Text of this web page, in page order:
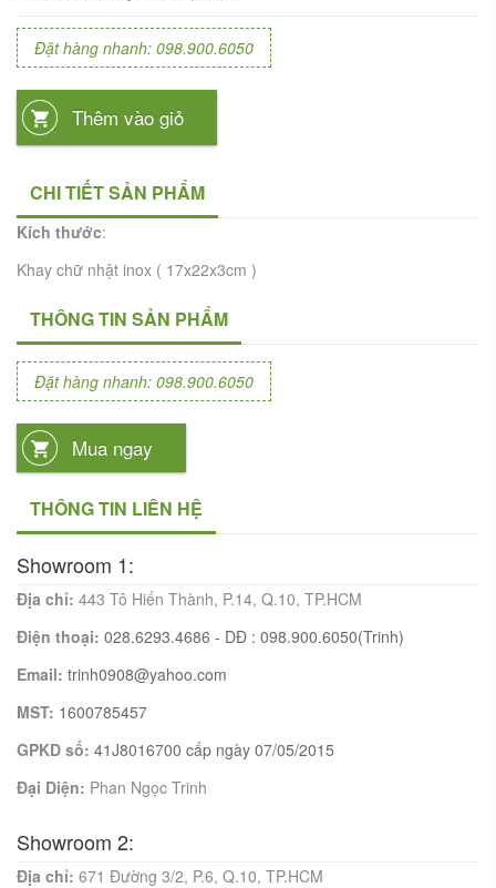
Đặt hàng nhanh: 098.900.6050
Thêm vào giỏ
CHI TIẾT SẢN PHẨM
Kích thước:
Khay chữ nhật inox ( 17x22x3cm )
THÔNG TIN SẢN PHẨM
Đặt hàng nhanh: 098.900.6050
Mua ngay
THÔNG TIN LIÊN HỆ
Showroom 1:
Địa chỉ: 443 Tô Hiến Thành, P.14, Q.10, TP.HCM
Điện thoại: 028.6293.4686 - DĐ : 098.900.6050(Trinh)
Email: trinh0908@yahoo.com
MST: 1600785457
GPKD số: 41J8016700 cấp ngày 07/05/2015
Đại Diện: Phan Ngọc Trinh
Showroom 2:
Địa chỉ: 671 Đường 3/2, P.6, Q.10, TP.HCM